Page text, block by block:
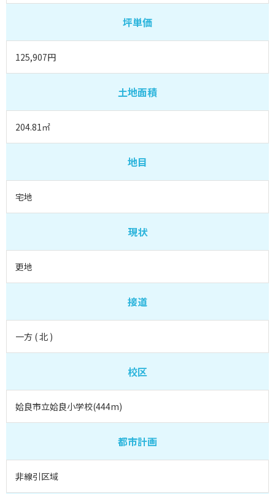
坪単価
125,907円
土地面積
204.81㎡
地目
宅地
現状
更地
接道
一方 ( 北 )
校区
姶良市立姶良小学校(444m)
都市計画
非線引区域